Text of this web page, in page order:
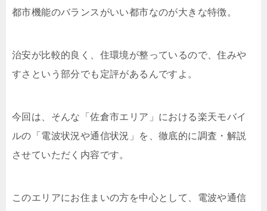
都市機能のバランスがいい都市なのが大きな特徴。
治安が比較的良く、住環境が整っているので、住みや
すさという部分でも定評があるんですよ。
今回は、そんな「佐倉市エリア」における楽天モバイ
ルの「電波状況や通信状況」を、徹底的に調査・解説
させていただく内容です。
このエリアにお住まいの方を中心として、電波や通信